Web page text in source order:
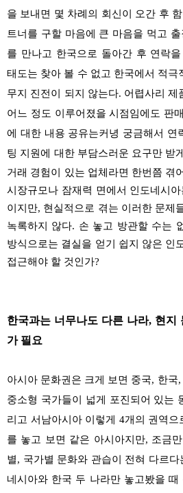
을 보내면 몇 차례의 회신이 오간 후
트너를 구할 마음에 큰 마음을 먹고
를 만나고 한국으로 돌아간 후 연락
태도는 찾아 볼 수 없고 한국에서 적극
무지 진전이 되지 않는다. 어렵사리
어느 정도 이루어졌을 시점임에도 판
에 대한 내용 공유는커녕 궁금해서 연
팅 지원에 대한 부담스러운 요구만 받
거래 경험이 있는 업체라면 한번쯤 겪
시장규모나 잠재력 면에서 인도네시
이지만, 현실적으로 겪는 이러한 문제
녹록하지 않다. 손 놓고 방관할 수는
방식으로는 결실을 얻기 쉽지 않은 인
접근해야 할 것인가?
한국과는 너무나도 다른 나라, 현지
가 필요
아시아 문화권은 크게 보면 중국, 한국,
중소형 국가들이 넓게 포진되어 있는
리고 서남아시아 이렇게 4개의 권역으
를 놓고 보면 같은 아시아지만, 조금
별, 국가별 문화와 관습이 전혀 다르다
네시아와 한국 두 나라만 놓고봤을 때